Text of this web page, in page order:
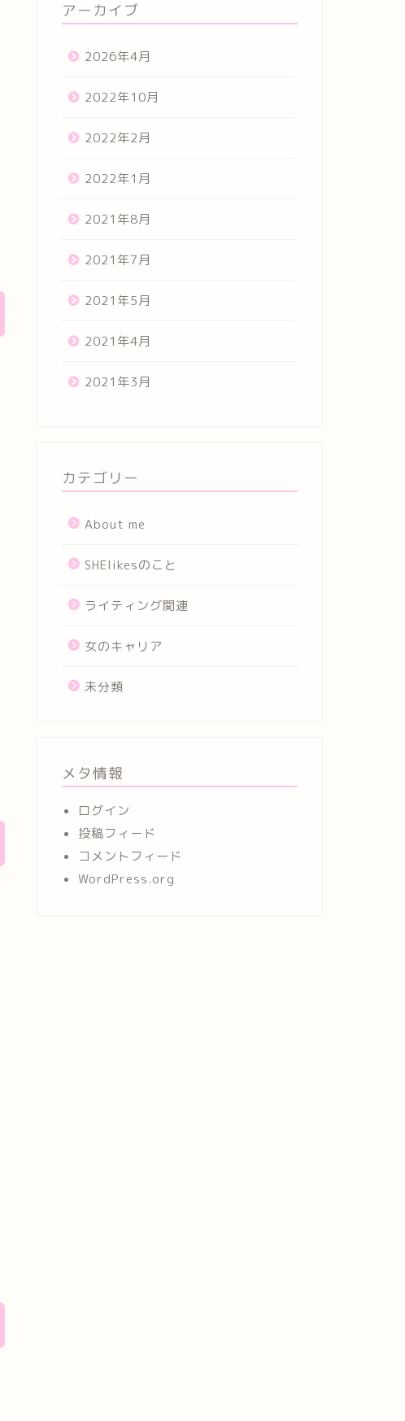
アーカイブ
2026年4月
2022年10月
2022年2月
2022年1月
2021年8月
2021年7月
2021年5月
2021年4月
2021年3月
カテゴリー
About me
SHElikesのこと
ライティング関連
女のキャリア
未分類
メタ情報
ログイン
投稿フィード
コメントフィード
WordPress.org